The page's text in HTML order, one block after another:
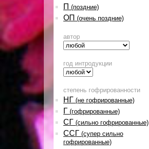
П (поздние)
ОП (очень поздние)
автор
год интродукции
степень гофрированности
НГ (не гофрированные)
Г (гофрированные)
СГ (сильно гофрированные)
ССГ (супер сильно
гофрированные)